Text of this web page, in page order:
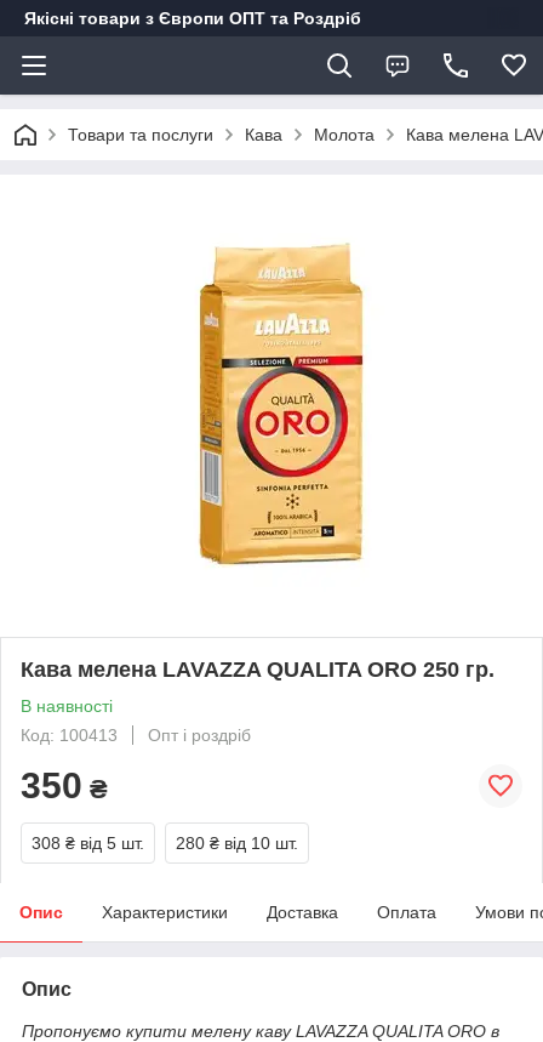
Якісні товари з Європи ОПТ та Роздріб
Товари та послуги Кава Молота Кава мелена
Кава мелена LAVAZZA QUALITA ORO 250 гр.
В наявності
Код: 100413
Опт і роздріб
350 ₴
308 ₴ від 5 шт. 280 ₴ від 10 шт.
Опис Характеристики Доставка Оплата Умови
Опис
Пропонуємо купити мелену каву LAVAZZA QUALITA ORO в